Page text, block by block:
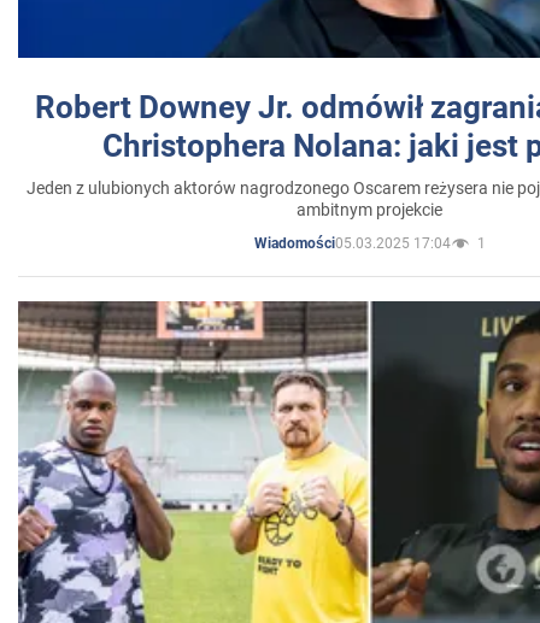
Robert Downey Jr. odmówił
Christophera Nolana: jaki jest
Jeden z ulubionych aktorów nagrodzonego Oscarem reżysera nie
ambitnym projekcie
Wiadomości05.03.2025 17:04 1